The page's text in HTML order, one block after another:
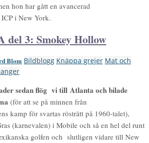
hon har gått en avancerad
i New York.
del 3: Smokey Hollow
Blom Bildblogg Knäppa grejer Mat och
sedan flög vi till Atlanta och bilade
(för att se på minnen från
kamp för svartas rösträtt på 1960-talet),
(karnevalen) i Mobile och så en hel del runt
golfen och slutligen vidare till New